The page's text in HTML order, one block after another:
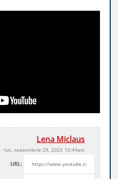
Lena Miclaus
lun, septembrie 29, 2025 10:44am
URL: